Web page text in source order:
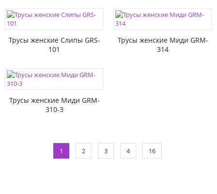
Трусы женские Слипы GRS-
101
Трусы женские Миди GRM-
314
Трусы женские Миди GRM-
310-3
1 2 3 4 16